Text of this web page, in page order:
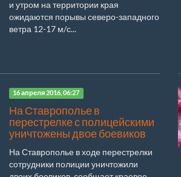
и утром на территории края
ожидаются порывы северо-западного
ветра 12-17 м/с...
16 апреля 2016, 06:27
На Ставрополье в
перестрелке с полицейскими
уничтожены двое боевиков
На Ставрополье в ходе перестрелки
сотрудники полиции уничтожили